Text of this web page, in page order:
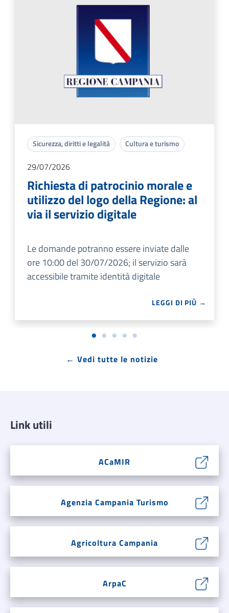
Sicurezza, diritti e legalità Cultura e turismo
29/07/2026
Richiesta di patrocinio morale e
utilizzo del logo della Regione: al
via il servizio digitale
Le domande potranno essere inviate dalle
ore 10:00 del 30/07/2026; il servizio sarà
accessibile tramite identità digitale
LEGGI DI PIÙ →
← Vedi tutte le notizie
Link utili
ACaMIR
Agenzia Campania Turismo
Agricoltura Campania
ArpaC